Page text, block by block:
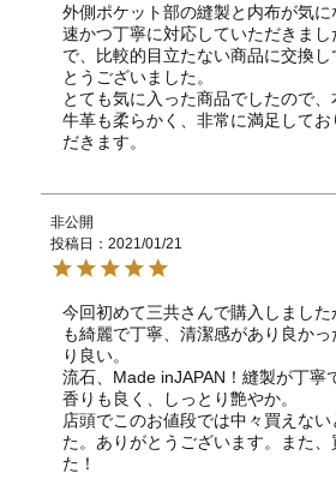
外側ポケット部の縫製と内布が気
速かつ丁寧に対応していただきま
で、比較的目立たない商品に交換
とうございました。
とても気に入った商品でしたので
牛革も柔らかく、非常に満足して
だきます。
非公開
投稿日
2021/01/21
今回初めて三共さんで購入しまし
も綺麗で丁寧、清潔感があり良か
り良い。
流石、Made inJAPAN！縫製が丁寧
香りも良く、しっとり艶やか。
店頭でこのお値段では中々買えな
た。ありがとうございます。また
た！